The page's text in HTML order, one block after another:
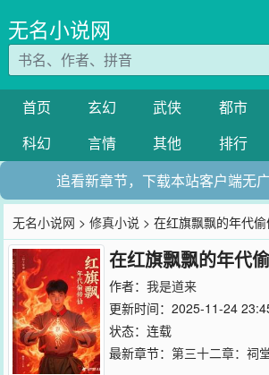
无名小说网
首页 玄幻 武侠 都市
科幻
言情 其他 排行
追看新章节，下载本站客户端无
无名小说网 >修真小说 > 在红旗飘飘的年代
在红旗飘飘的年代
作者： 我是道来
更新时间：2025-11-24
状态：连载
最新章节： 第三十二章：祠